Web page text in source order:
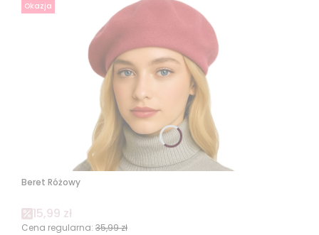
Okazja
Beret Różowy
Cena promocyjna
15,99 zł
Cena regularna: 35,99 zł